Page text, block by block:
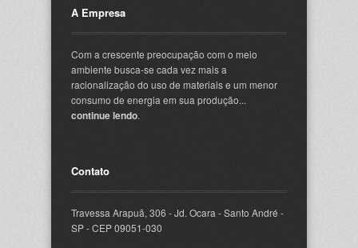
A Empresa
Com a crescente preocupação com o meio
ambiente busca-se cada vez mais a
racionalização do uso de materiais e um menor
consumo de energia em sua produção...
continue lendo.
Contato
Travessa Arapuã, 306 - Jd. Ocara - Santo André -
SP - CEP 09051-030